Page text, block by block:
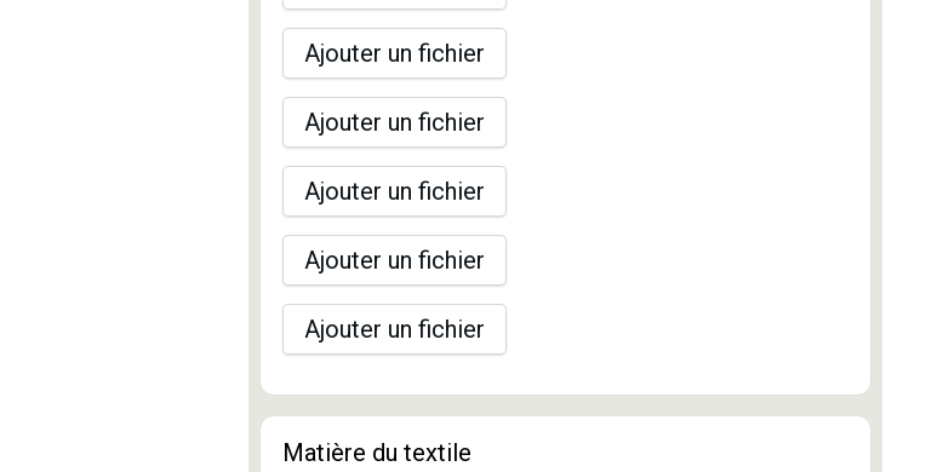
Ajouter un fichier
Ajouter un fichier
Ajouter un fichier
Ajouter un fichier
Ajouter un fichier
Matière du textile